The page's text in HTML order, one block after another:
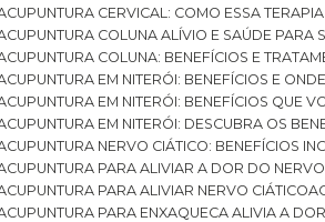
ACUPUNTURA CERVICAL: COMO ESSA
ACUPUNTURA COLUNA ALÍVIO E SAÚDE PARA
ACUPUNTURA COLUNA: BENEFÍCIOS E
ACUPUNTURA EM NITERÓI: BENEFÍCIOS E
ACUPUNTURA EM NITERÓI: BENEFÍCIOS QUE
ACUPUNTURA EM NITERÓI: DESCUBRA OS
ACUPUNTURA NERVO CIÁTICO: BENEFÍCIOS
ACUPUNTURA PARA ALIVIAR A DOR DO
ACUPUNTURA PARA ALIVIAR NERVO CIÁTICO
ACUPUNTURA PARA ENXAQUECA ALIVIA A